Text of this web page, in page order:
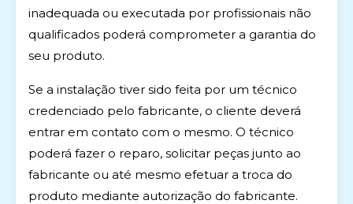
inadequada ou executada por profissionais não
qualificados poderá comprometer a garantia do
seu produto.
Se a instalação tiver sido feita por um técnico
credenciado pelo fabricante, o cliente deverá
entrar em contato com o mesmo. O técnico
poderá fazer o reparo, solicitar peças junto ao
fabricante ou até mesmo efetuar a troca do
produto mediante autorização do fabricante.